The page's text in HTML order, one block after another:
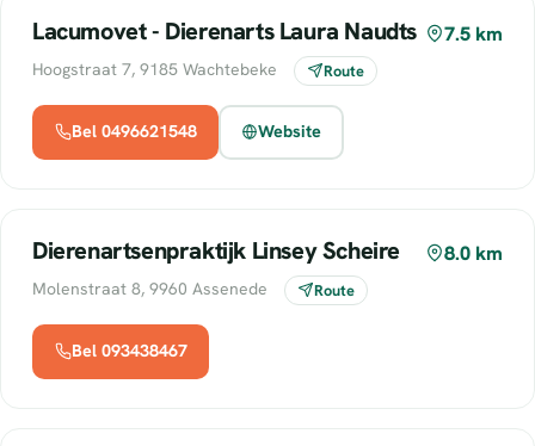
Lacumovet - Dierenarts Laura Naudts 7.5 km
Hoogstraat 7, 9185 Wachtebeke Route
Bel 0496621548 Website
Dierenartsenpraktijk Linsey Scheire 8.0 km
Molenstraat 8, 9960 Assenede Route
Bel 093438467